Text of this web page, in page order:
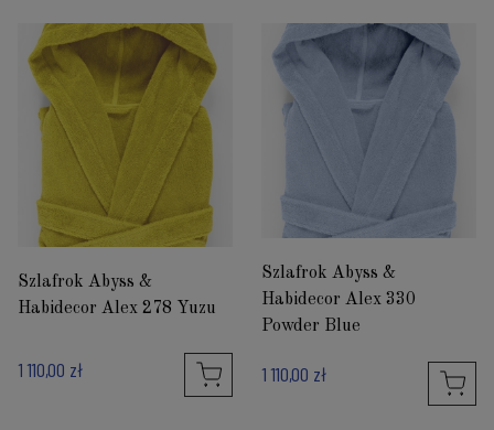
Szlafrok Abyss &
Habidecor Alex 278 Yuzu
1 110,00 zł
Szlafrok Abyss &
Habidecor Alex 330
Powder Blue
1 110,00 zł